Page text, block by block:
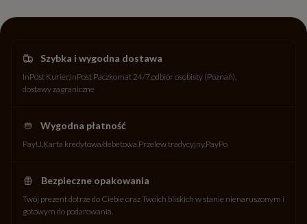
Szybka i wygodna dostawa
InPost Kurier InPost Paczkomat 24/7odbiór osobisty (Poznań)
dostawy zagraniczne
Wygodna płatność
PayU Karta kredytowa/debetowa Przelew tradycyjny PayPo
Bezpieczne opakowania
Twój prezent dotrze do Ciebie oraz Twoich bliskich w stanie nienaruszonym i
gotowym do podarowania.